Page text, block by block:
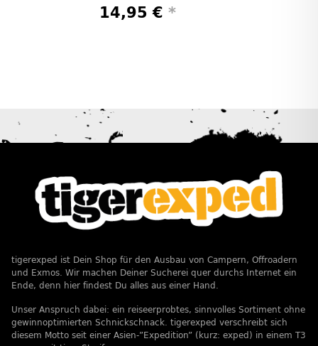
14,95 € *
tigerexped ist Dein Shop für den Ausbau von Campern, Offroadern
und Exmos. Wir machen Deiner Sucherei quer durchs Internet ein
Ende, denn hier findest Du alles aus einer Hand.
Unser Anspruch dabei: ein reiseerprobtes, sinnvolles Sortiment ohne
gewinnoptimierten Schnickschnack. tigerexped verschreibt sich
diesem Motto seit einer Asien-”Expedition” (kurz: exped) in einem T3